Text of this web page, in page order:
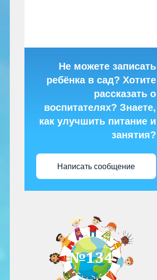
Не можете записать
ребёнка в сад? Хотите
рассказать о
воспитателях? Знаете,
как улучшить питание и
занятия?
Написать сообщение